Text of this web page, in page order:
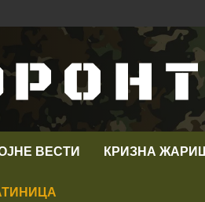
ФРОНТ
ВЕСТИ КРИЗНА